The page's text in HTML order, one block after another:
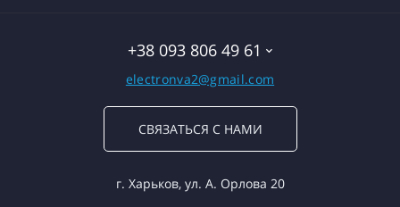
+38 093 806 49 61
electronva2@gmail.com
СВЯЗАТЬСЯ С НАМИ
г. Харьков, ул. А. Орлова 20